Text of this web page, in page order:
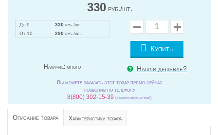
330руб./шт.
До 9 330 руб./шт.
От 10
290 руб./шт.
Купить
Наличие: много Нашли дешевле?
Вы можете заказать этот товар прямо сейчас
позвонив по телефону
8(800) 302-15-39 (звонок бесплатный)
Описание товара Характеристики товара